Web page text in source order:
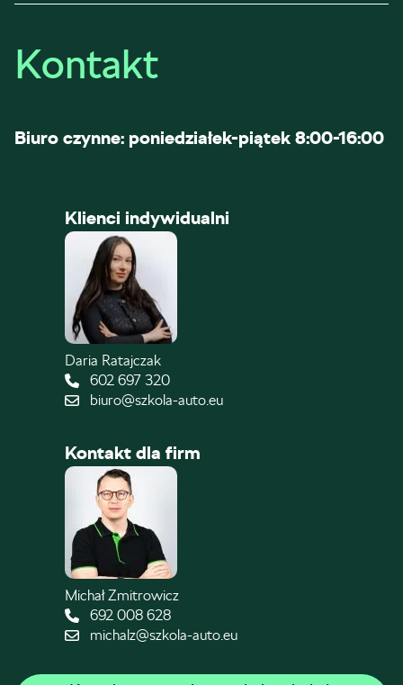
Kontakt
Biuro czynne: poniedziałek-piątek 8:00-16:00
Klienci indywidualni
Daria Ratajczak
602 697 320
biuro@szkola-auto.eu
Kontakt dla firm
Michał Zmitrowicz
692 008 628
michalz@szkola-auto.eu